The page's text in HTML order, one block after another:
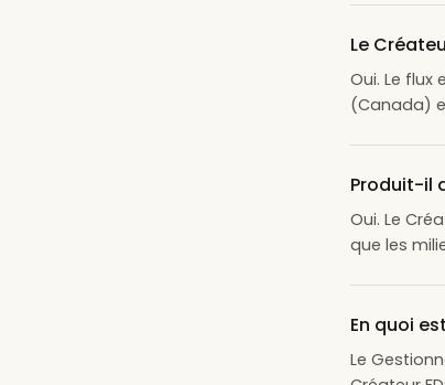
Le
Oui. Le flux
(Canada)
Produit-il
Oui. Le
que les
En quoi
Le